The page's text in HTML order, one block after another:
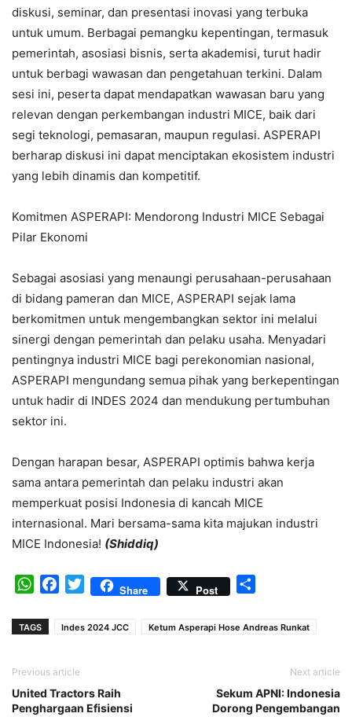
diskusi, seminar, dan presentasi inovasi yang terbuka
untuk umum. Berbagai pemangku kepentingan, termasuk
pemerintah, asosiasi bisnis, serta akademisi, turut hadir
untuk berbagi wawasan dan pengetahuan terkini. Dalam
sesi ini, peserta dapat mendapatkan wawasan baru yang
relevan dengan perkembangan industri MICE, baik dari
segi teknologi, pemasaran, maupun regulasi. ASPERAPI
berharap diskusi ini dapat menciptakan ekosistem industri
yang lebih dinamis dan kompetitif.
Komitmen ASPERAPI: Mendorong Industri MICE Sebagai
Pilar Ekonomi
Sebagai asosiasi yang menaungi perusahaan-perusahaan
di bidang pameran dan MICE, ASPERAPI sejak lama
berkomitmen untuk mengembangkan sektor ini melalui
sinergi dengan pemerintah dan pelaku usaha. Menyadari
pentingnya industri MICE bagi perekonomian nasional,
ASPERAPI mengundang semua pihak yang berkepentingan
untuk hadir di INDES 2024 dan mendukung pertumbuhan
sektor ini.
Dengan harapan besar, ASPERAPI optimis bahwa kerja
sama antara pemerintah dan pelaku industri akan
memperkuat posisi Indonesia di kancah MICE
internasional. Mari bersama-sama kita majukan industri
MICE Indonesia! (Shiddiq)
WhatsAppFacebook
TwitterShare Post
TAGS Indes 2024 JCC Ketum Asperapi Hose Andreas Runkat
Previous article
United Tractors Raih
Penghargaan Efisiensi
Next article
Sekum APNI: Indonesia
Dorong Pengembangan